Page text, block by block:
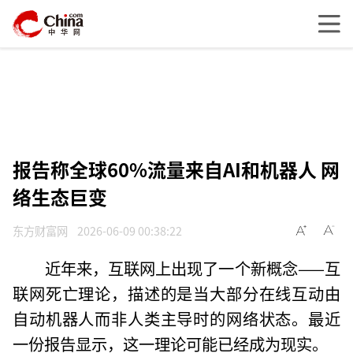
报告称全球60%流量来自AI和机器人 网
络生态巨变
东方财富网 2026-06-09 00:38:22
近年来，互联网上出现了一个新概念——互
联网死亡理论，描述的是当大部分在线互动由
自动机器人而非人类主导时的网络状态。最近
一份报告显示，这一理论可能已经成为现实。